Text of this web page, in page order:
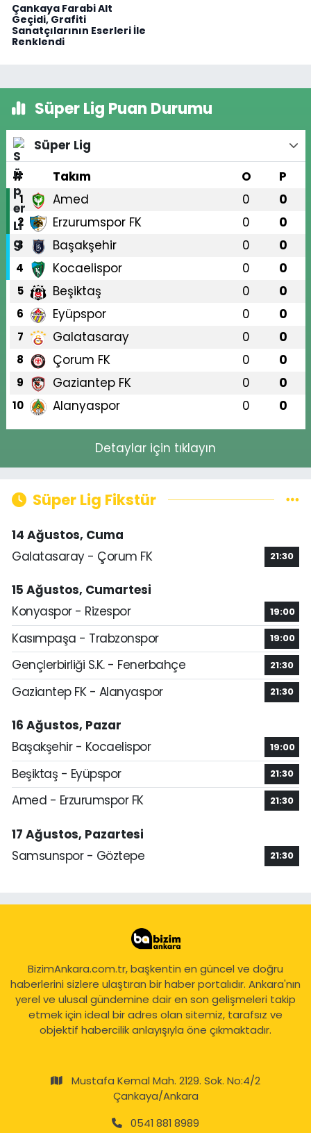
Çankaya Farabi Alt
Geçidi, Grafiti
Sanatçılarının Eserleri İle
Renklendi
Süper Lig Puan Durumu
Süper Lig
#
Takım O P
1 Amed 0 0
2 Erzurumspor FK 0 0
3 Başakşehir 0 0
4 Kocaelispor 0 0
5 Beşiktaş 0 0
6 Eyüpspor 0 0
7 Galatasaray 0 0
8 Çorum FK 0 0
9 Gaziantep FK 0 0
10 Alanyaspor 0 0
Detaylar için tıklayın
Süper Lig Fikstür
14 Ağustos, Cuma
Galatasaray - Çorum FK
21:30
15 Ağustos, Cumartesi
Konyaspor - Rizespor
19:00
Kasımpaşa - Trabzonspor 19:00
Gençlerbirliği S.K. - Fenerbahçe 21:30
Gaziantep FK - Alanyaspor 21:30
16 Ağustos, Pazar
Başakşehir - Kocaelispor
19:00
Beşiktaş - Eyüpspor 21:30
Amed - Erzurumspor FK 21:30
17 Ağustos, Pazartesi
Samsunspor - Göztepe
21:30
BizimAnkara.com.tr, başkentin en güncel ve doğru
haberlerini sizlere ulaştıran bir haber portalıdır. Ankara'nın
yerel ve ulusal gündemine dair en son gelişmeleri takip
etmek için ideal bir adres olan sitemiz, tarafsız ve
objektif habercilik anlayışıyla öne çıkmaktadır.
Mustafa Kemal Mah. 2129. Sok. No:4/2
Çankaya/Ankara
0541 881 8989